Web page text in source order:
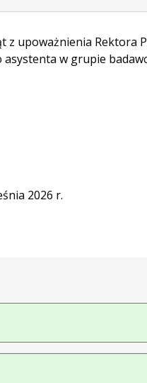
z upoważnienia Rektora
w grupie
2026 r.